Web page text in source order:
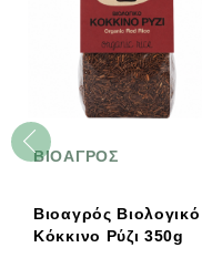
ΒΙΟΑΓΡΟΣ
Βιοαγρός Βιολογικό
Κόκκινο Ρύζι 350g